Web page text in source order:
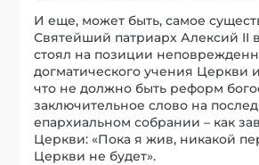
И еще, может быть, самое
Святейший патриарх Алексий II
стоял на позиции
догматического учения Церкви
что не должно быть реформ
заключительное слово на
епархиальном собрании – как
Церкви: «Пока я жив, никакой
Церкви не будет».